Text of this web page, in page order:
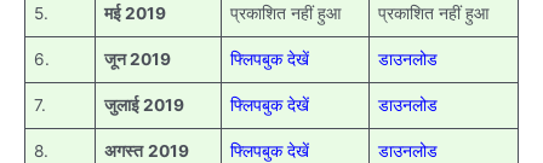
5. मई 2019 प्रकाशित नहीं हुआ प्रकाशित नहीं हुआ
6. जून 2019 फ्लिपबुक देखें डाउनलोड
7. जुलाई 2019 फ्लिपबुक देखें डाउनलोड
8. अगस्त 2019 फ्लिपबुक देखें डाउनलोड